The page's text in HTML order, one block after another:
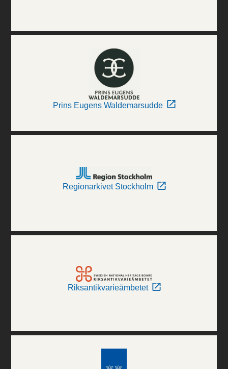
Prins Eugens Waldemarsudde
Regionarkivet Stockholm
Riksantikvarieämbetet